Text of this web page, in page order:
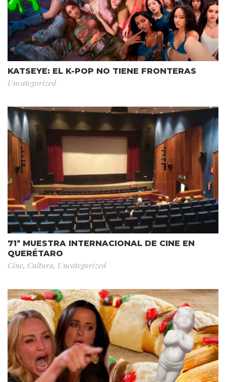
KATSEYE: EL K-POP NO TIENE FRONTERAS
Uncategorized
71ª MUESTRA INTERNACIONAL DE CINE EN
QUERÉTARO
Cine, Cultura, Uncategorized